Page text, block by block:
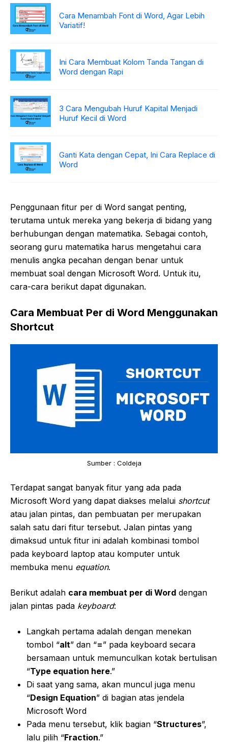
Cara Menambah Font di Word, Agar Lebih
Variatif!
Ini Cara Membuat Kolom Tanda Tangan di
Word dengan Rapi
3 Cara Mengubah Huruf Kapital Menjadi
Huruf Kecil di Word
Ganti Kata dengan Cepat, Ini Cara Replace di
Word
Penggunaan fitur per di Word sangat penting,
terutama untuk mereka yang bekerja di bidang yang
berhubungan dengan matematika. Sebagai contoh,
seorang guru matematika harus mengetahui cara
menulis angka pecahan dengan benar untuk
membuat soal dengan Microsoft Word. Untuk itu,
cara-cara berikut dapat digunakan.
Cara Membuat Per di Word Menggunakan
Shortcut
Sumber : Coldeja
Terdapat sangat banyak fitur yang ada pada
Microsoft Word yang dapat diakses melalui shortcut
atau jalan pintas, dan pembuatan per merupakan
salah satu dari fitur tersebut. Jalan pintas yang
dimaksud untuk fitur ini adalah kombinasi tombol
pada keyboard laptop atau komputer untuk
membuka menu equation.
Berikut adalah cara membuat per di Word dengan
jalan pintas pada keyboard:
Langkah pertama adalah dengan menekan
tombol “alt” dan “=” pada keyboard secara
bersamaan untuk memunculkan kotak bertulisan
“Type equation here.”
Di saat yang sama, akan muncul juga menu
“Design Equation” di bagian atas jendela
Microsoft Word
Pada menu tersebut, klik bagian “Structures”,
lalu pilih “Fraction.”